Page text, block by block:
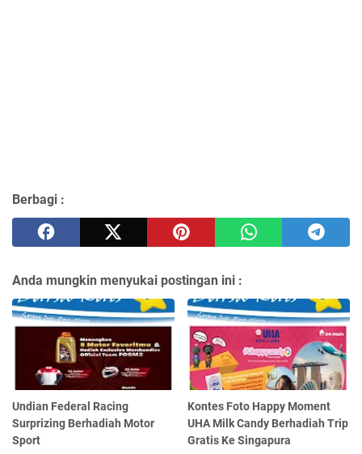
Berbagi :
Anda mungkin menyukai postingan ini :
Undian Federal Racing
Surprizing Berhadiah Motor
Sport
Kontes Foto Happy Moment
UHA Milk Candy Berhadiah Trip
Gratis Ke Singapura